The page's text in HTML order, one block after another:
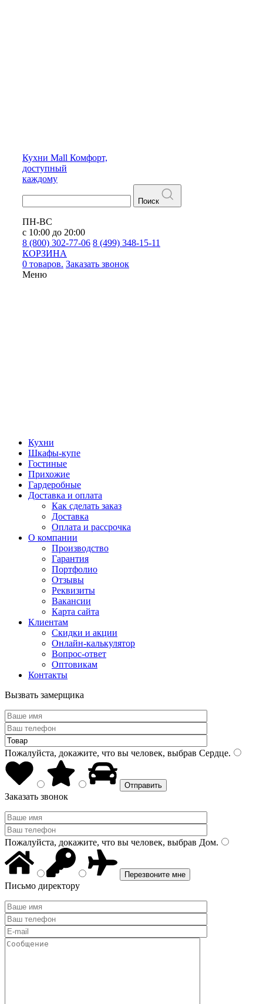
Кухни Mall Комфорт,
доступный
каждому
Поиск
ПН-ВС
с 10:00 до 20:00
8 (800) 302-77-06 8 (499) 348-15-11
КОРЗИНА
0 товаров. Заказать звонок
Меню
Кухни
Шкафы-купе
Гостиные
Прихожие
Гардеробные
Доставка и оплата
Как сделать заказ
Доставка
Оплата и рассрочка
О компании
Производство
Гарантия
Портфолио
Отзывы
Реквизиты
Вакансии
Карта сайта
Клиентам
Скидки и акции
Онлайн-калькулятор
Вопрос-ответ
Оптовикам
Контакты
Вызвать замерщика
Пожалуйста, докажите, что вы человек, выбрав Сердце.
Заказать звонок
Пожалуйста, докажите, что вы человек, выбрав Дом.
Письмо директору